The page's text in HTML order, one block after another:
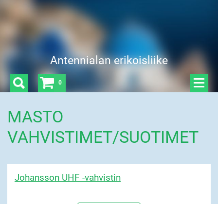
Antennialan erikoisliike
MASTO
VAHVISTIMET/SUOTIMET
Johansson UHF -vahvistin
0